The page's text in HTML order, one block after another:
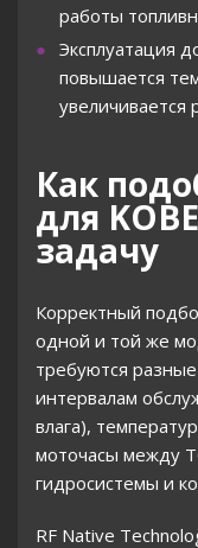
работы
Эксплуатация
повышается
увеличивается
Как
для
задачу
Корректный
одной и той же
требуются
интервалам
влага),
моточасы между
гидросистемы и
RF Native